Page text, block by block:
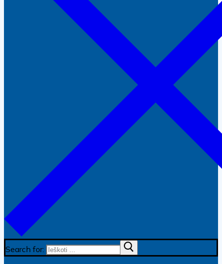
Search for: